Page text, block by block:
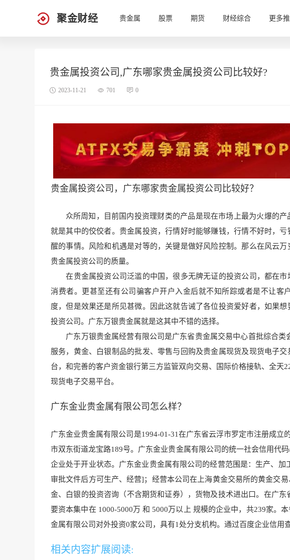
聚金财经 贵金属 股票 期货 财经综合 更多
贵金属投资公司,广东哪家贵金属投资公司比较好?
2023-11-21 701 0
贵金属投资公司，广东哪家贵金属投资公司比较好？
众所周知，目前国内投资理财类的产品是现在市场上最为火爆的产
就是其中的佼佼者。贵金属投资，行情好时能够赚钱，行情不好时，
醒的事情。风险和机遇是对等的，关键是做好风险控制。那么在风云
贵金属投资公司的质量。
在贵金属投资公司泛滥的中国，很多无牌无证的投资公司，都在
消费者。更甚至还有公司骗客户开户入金后就不知所踪或者是不让客
度，但是效果还是所见甚微。因此这就告诫了各位投资爱好者，如果
投资公司。广东万银贵金属就是这其中不错的选择。
广东万银贵金属经营有限公司是广东省贵金属交易中心首批综合类
服务，黄金、白银制品的批发、零售与回购及贵金属现货及现货电子
台，和完善的客户资金银行第三方监管双向交易、国 际价格接轨、全天
现货电子交易平台。
广东金业贵金属有限公司怎么样？
广东金业贵金属有限公司是1994-01-31在广东省云浮市罗定市注册成立
市双东街道龙宝路189号。广东金业贵金属有限公司的统一社会信用代
企业处于开业状态。广东金业贵金属有限公司的经营范围是：生产、
审批文件后方可生产、经营]；经营本公司在上海黄金交易所的黄金交
金、白银的投资咨询（不含期货和证券），货物及技术进出口。在广
要资本集中在 1000-5000万 和 5000万以上 规模的企业中，共239家。
金属有限公司对外投资0家公司，具有1 处分支机构。 通过百度企业信用
相关内容扩展阅读: